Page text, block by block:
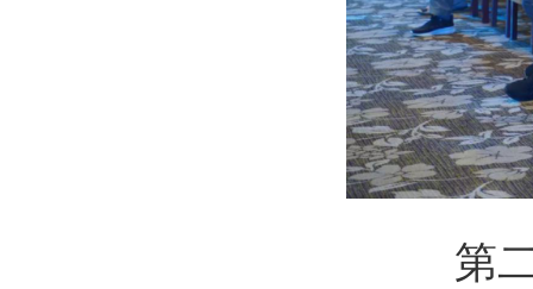
第